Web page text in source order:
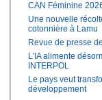
CAN Féminine
Une nouvelle
cotonnière à Lamu
Revue de presse
L'IA alimente
INTERPOL
Le pays veut
développement